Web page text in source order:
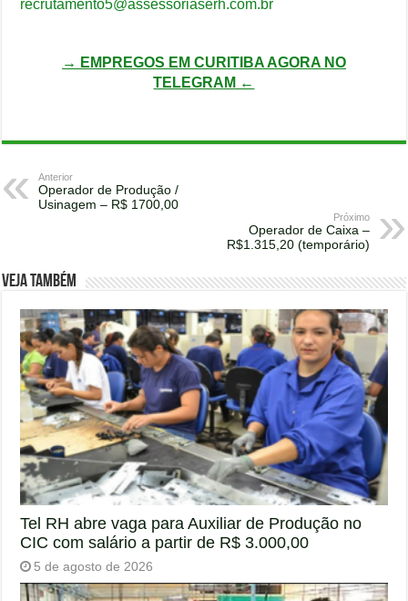
recrutamento5@assessoriaserh.com.br
→ EMPREGOS EM CURITIBA AGORA NO
TELEGRAM ←
Anterior
Operador de Produção /
Usinagem – R$ 1700,00
Próximo
Operador de Caixa –
R$1.315,20 (temporário)
Veja também
Tel RH abre vaga para Auxiliar de Produção no
CIC com salário a partir de R$ 3.000,00
5 de agosto de 2026